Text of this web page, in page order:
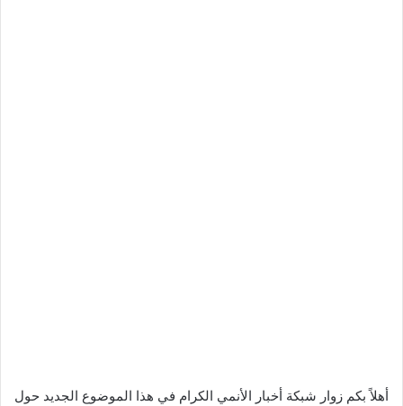
أهلاً بكم زوار شبكة أخبار الأنمي الكرام في هذا الموضوع الجديد حول